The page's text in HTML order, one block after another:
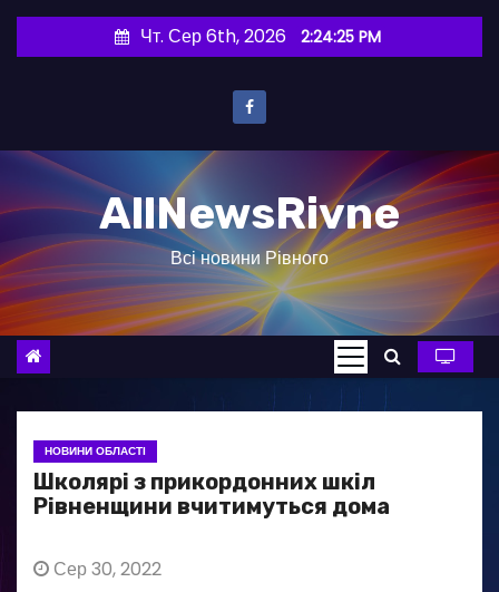
и
о
в
Чт. Сер 6th, 2026 2:24:26 PM
AllNewsRivne
Всі новини Рівного
НОВИНИ ОБЛАСТІ
Школярі з прикордонних шкіл
Рівненщини вчитимуться дома
Сер 30, 2022